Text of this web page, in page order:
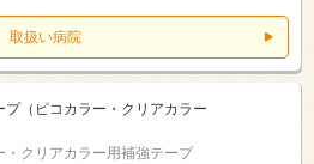
取扱い病院
プ（ピコカラー・クリアカラー
・クリアカラー用補強テープ